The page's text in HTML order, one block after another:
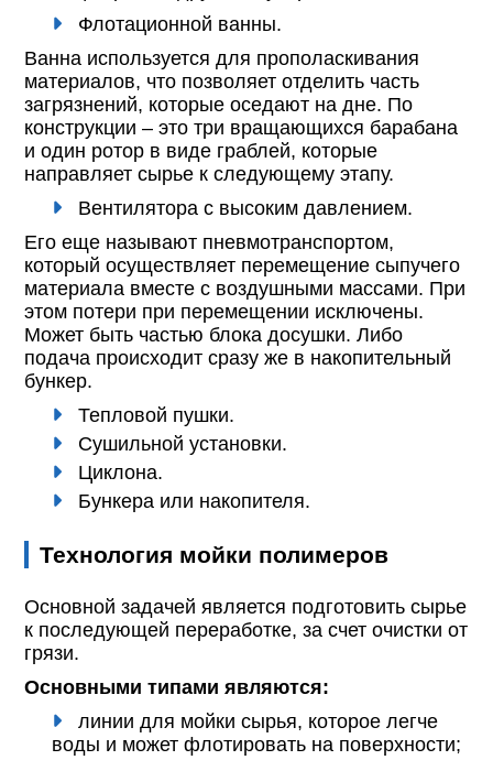
Флотационной ванны.
Ванна используется для прополаскивания
материалов, что позволяет отделить часть
загрязнений, которые оседают на дне. По
конструкции – это три вращающихся барабана
и один ротор в виде граблей, которые
направляет сырье к следующему этапу.
Вентилятора с высоким давлением.
Его еще называют пневмотранспортом,
который осуществляет перемещение сыпучего
материала вместе с воздушными массами. При
этом потери при перемещении исключены.
Может быть частью блока досушки. Либо
подача происходит сразу же в накопительный
бункер.
Тепловой пушки.
Сушильной установки.
Циклона.
Бункера или накопителя.
Технология мойки полимеров
Основной задачей является подготовить сырье
к последующей переработке, за счет очистки от
грязи.
Основными типами являются:
линии для мойки сырья, которое легче
воды и может флотировать на поверхности;